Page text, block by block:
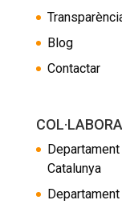
Blog
Contactar
Catalunya